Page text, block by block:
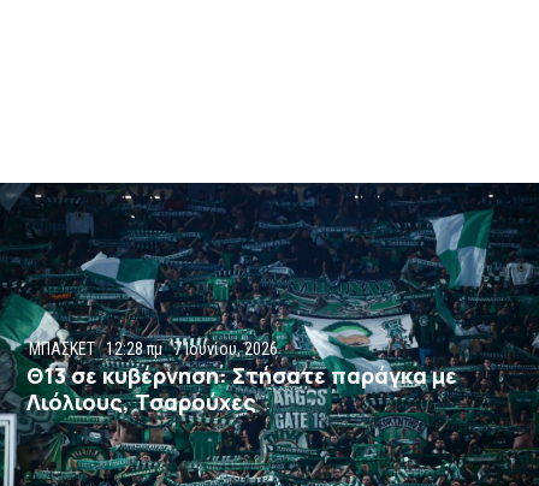
ΜΠΑΣΚΕΤ 12:28 πμ 7 Ιουνίου, 2026
Θ13 σε κυβέρνηση: Στήσατε παράγκα με
Λιόλιους, Τσαρούχες